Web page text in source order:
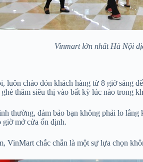
Vinmart lớn nhất Hà Nội
chào đón khách hàng từ 8 giờ sáng
thăm siêu thị vào bất kỳ lúc nào trong
thường, đảm bảo bạn không phải lo
giờ mở cửa ổn định.
VinMart chắc chắn là một sự lựa chọn